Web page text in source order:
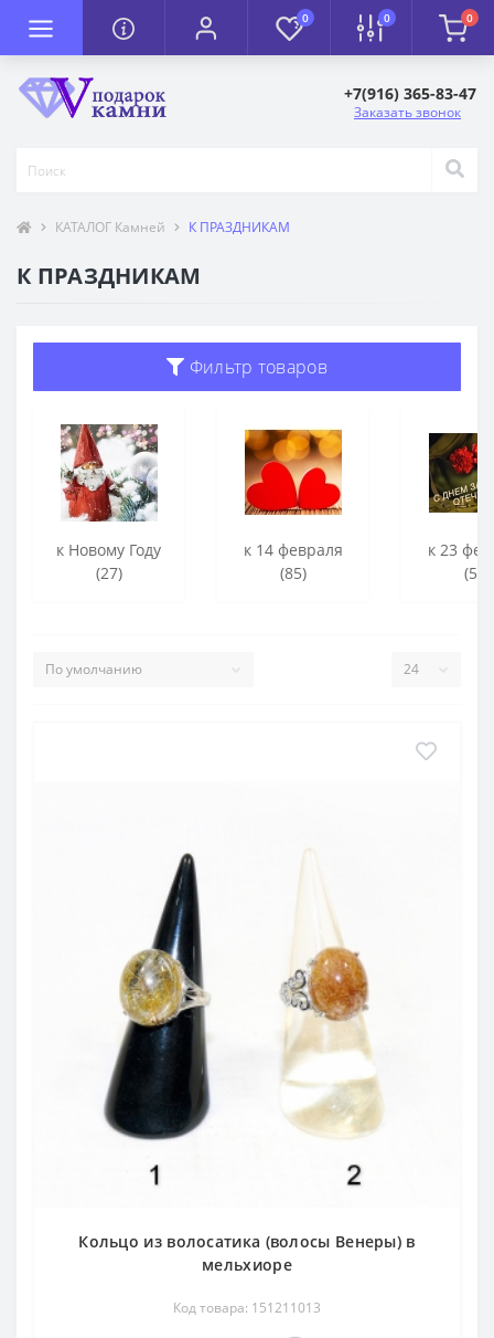
0 0 0
+7(916) 365-83-47
Заказать звонок
КАТАЛОГ Камней К ПРАЗДНИКАМ
К ПРАЗДНИКАМ
Фильтр товаров
к Новому Году
(27)
к 14 февраля
(85)
к 23
(56)
Кольцо из волосатика (волосы Венеры) в
мельхиоре
Код товара: 151211013